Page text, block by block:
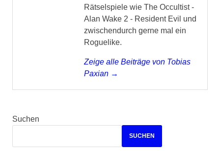
Rätselspiele wie The Occultist -
Alan Wake 2 - Resident Evil und
zwischendurch gerne mal ein
Roguelike.
Zeige alle Beiträge von Tobias
Paxian →
Suchen
SUCHEN